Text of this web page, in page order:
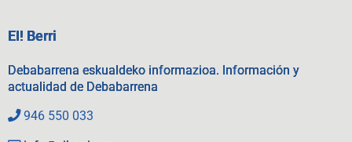
EI! Berri
Debabarrena eskualdeko informazioa. Información y
actualidad de Debabarrena
946 550 033